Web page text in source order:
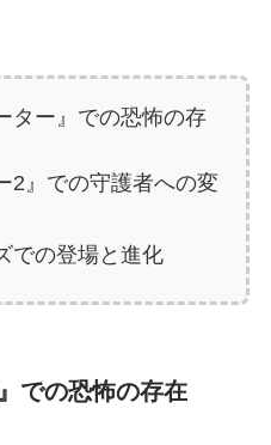
ター』での恐怖の存
2』での守護者への変
での登場と進化
での恐怖の存在